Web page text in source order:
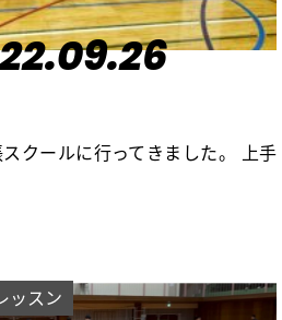
クールに行ってきました。 上手
ッスン